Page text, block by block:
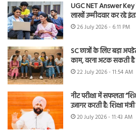
UGC NET Answer
लाखों उम्मीदवार कर रहे
26 July 2026 - 6:11 PM
SC छात्रों के लिए बड़ा
काम, वरना अटक सकती है
22 July 2026 - 11:54 AM
नीट परीक्षा में सफलता
उजागर करती है: शिक्षा
20 July 2026 - 11:43 AM